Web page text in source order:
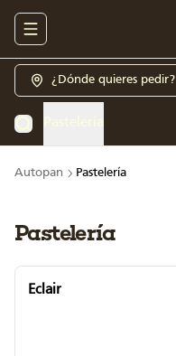
Abrir menu de navegación
¿Dónde quieres pedir?
Autopan Pastelería
Pastelería
Eclair